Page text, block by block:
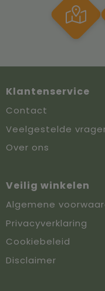
Klantenservice
Contact
Veelgestelde
Over ons
Veilig winkelen
Algemene
Privacyverklaring
Cookiebeleid
Disclaimer